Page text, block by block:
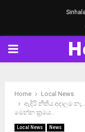
Sinhala
PRIMARY
Home
Local News
ඇදිරි නීතිය අදාලම
මෙන්න ක‍්‍රමය..
Local News News